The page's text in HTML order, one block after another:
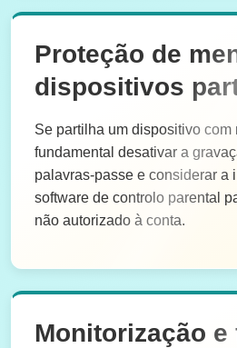
Proteção de
dispositivos
Se partilha um dispositivo com
fundamental desativar a
palavras-passe e considerar a
software de controlo parental
não autorizado à conta.
Monitorização e